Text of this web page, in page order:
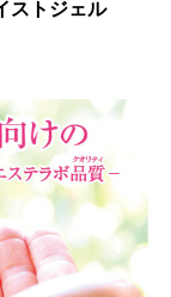
トジェル